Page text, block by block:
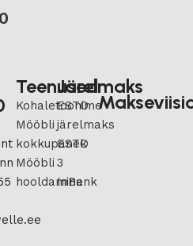
Teenused
Kohaletoonime
Mööbli
kokkupanek
Mööbli
hooldamine
Järelmaks
ESTO
järelmaks
ESTO
3
InBank